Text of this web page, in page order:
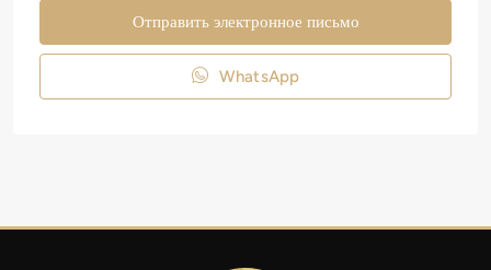
Отправить электронное письмо
WhatsApp